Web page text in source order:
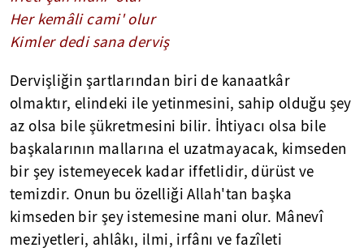
Her kemâli cami' olur
Kimler dedi sana derviş
Dervişliğin şartlarından biri de kanaatkâr
olmaktır, elindeki ile yetinmesini, sahip olduğu şey
az olsa bile şükretmesini bilir. İhtiyacı olsa bile
başkalarının mallarına el uzatmayacak, kimseden
bir şey istemeyecek kadar iffetlidir, dürüst ve
temizdir. Onun bu özelliği Allah'tan başka
kimseden bir şey istemesine mani olur. Mânevî
meziyetleri, ahlâkı, ilmi, irfânı ve fazîleti